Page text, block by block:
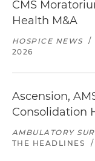
CMS
Health M&A
HOSPICE NEWS /
2026
Ascension,
Consolidation
AMBULATORY
THE HEADLINES
/